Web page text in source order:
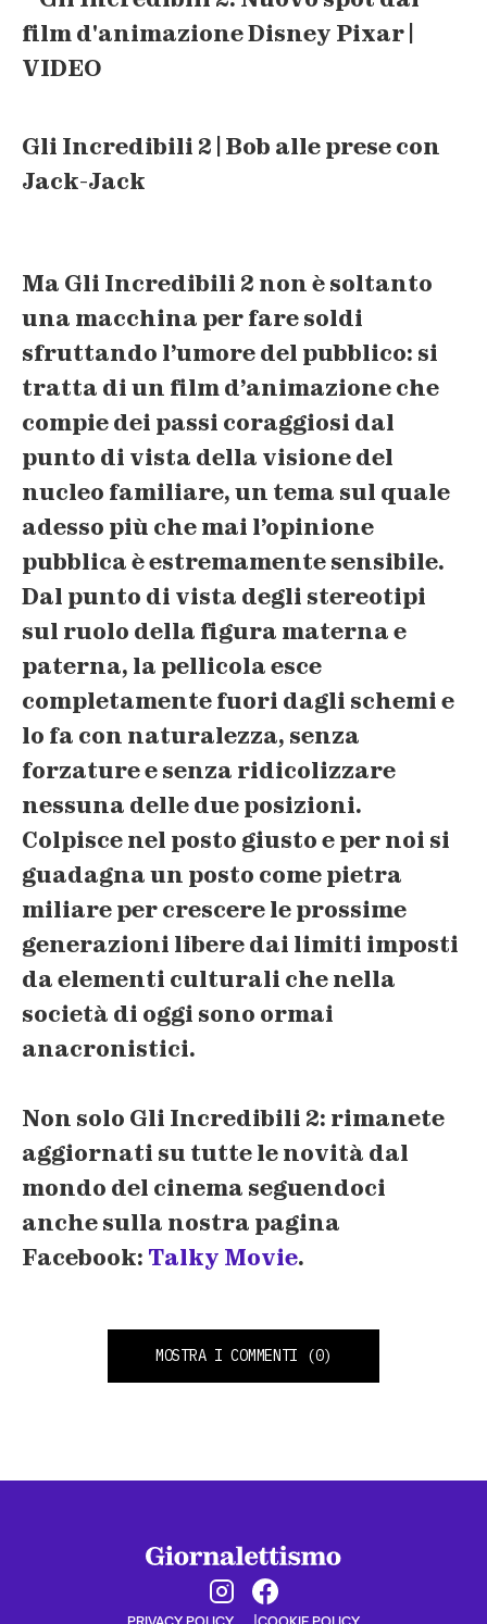
Gli Incredibili 2 | Bob alle prese con
Jack-Jack
Ma Gli Incredibili 2 non è soltanto
una macchina per fare soldi
sfruttando l’umore del pubblico: si
tratta di un film d’animazione che
compie dei passi coraggiosi dal
punto di vista della visione del
nucleo familiare, un tema sul quale
adesso più che mai l’opinione
pubblica è estremamente sensibile.
Dal punto di vista degli stereotipi
sul ruolo della figura materna e
paterna, la pellicolaesce
completamente fuori dagli schemie
lo fa con naturalezza, senza
forzature e senza ridicolizzare
nessuna delle due posizioni.
Colpisce nel posto giusto e per noi si
guadagna un posto come pietra
miliare per crescere le prossime
generazioni libere dai limiti imposti
da elementi culturali che nella
società di oggi sono ormai
anacronistici.
Non solo Gli Incredibili 2: rimanete
aggiornati su tutte le novità dal
mondo del cinema seguendoci
anche sulla nostra pagina
Facebook: Talky Movie.
MOSTRA I COMMENTI (0)